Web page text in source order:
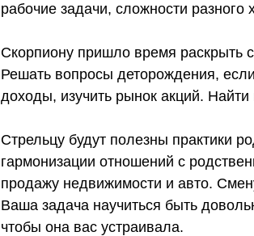
рабочие задачи, сложности разного
Скорпиону пришло время раскрыть
Решать вопросы деторождения,
доходы, изучить рынок акций.
Стрельцу будут полезны практики
гармонизации отношений с
продажу недвижимости и авто.
Ваша задача научиться быть
чтобы она вас устраивала.